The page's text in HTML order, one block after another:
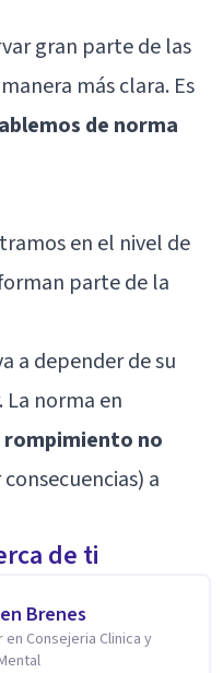
gran parte de las
más clara. Es
de norma
en el nivel de
parte de la
a depender de su
norma en
rompimiento no
a
de ti
Brenes
en Consejeria Clinica y